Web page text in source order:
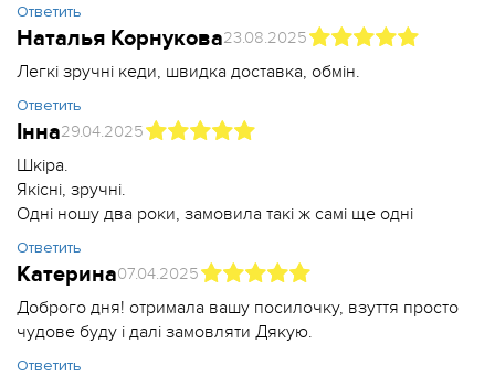
Ответить
Наталья Корнукова23.08.2025
Легкі зручні кеди, швидка доставка, обмін.
Ответить
Інна29.04.2025
Шкіра.
Якісні, зручні.
Одні ношу два роки, замовила такі ж самі ще одні
Ответить
Катерина07.04.2025
Доброго дня! отримала вашу посилочку, взуття просто
чудове буду і далі замовляти Дякую.
Ответить